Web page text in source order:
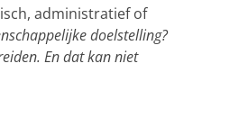
administratief of
doelstelling?
En dat kan niet